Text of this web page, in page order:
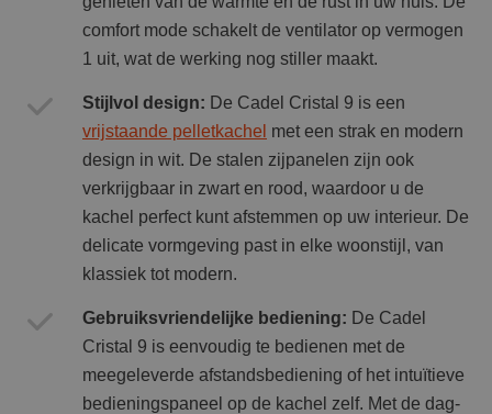
comfort mode schakelt de ventilator op vermogen
1 uit, wat de werking nog stiller maakt.
Stijlvol design: De Cadel Cristal 9 is een
vrijstaande pelletkachel met een strak en modern
design in wit. De stalen zijpanelen zijn ook
verkrijgbaar in zwart en rood, waardoor u de
kachel perfect kunt afstemmen op uw interieur. De
delicate vormgeving past in elke woonstijl, van
klassiek tot modern.
Gebruiksvriendelijke bediening: De Cadel
Cristal 9 is eenvoudig te bedienen met de
meegeleverde afstandsbediening of het intuïtieve
bedieningspaneel op de kachel zelf. Met de dag-